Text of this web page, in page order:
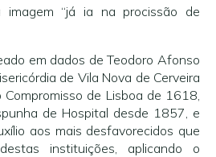
“já ia na procissão de
em dados de Teodoro Afonso
de Vila Nova de Cerveira
de Lisboa de 1618,
de Hospital desde 1857, e
aos mais desfavorecidos que
instituições, aplicando o